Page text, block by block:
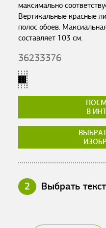
максимально
Вертикальные красные
полос обоев.
составляет 103 см.
36233376
В
2 Выбрать